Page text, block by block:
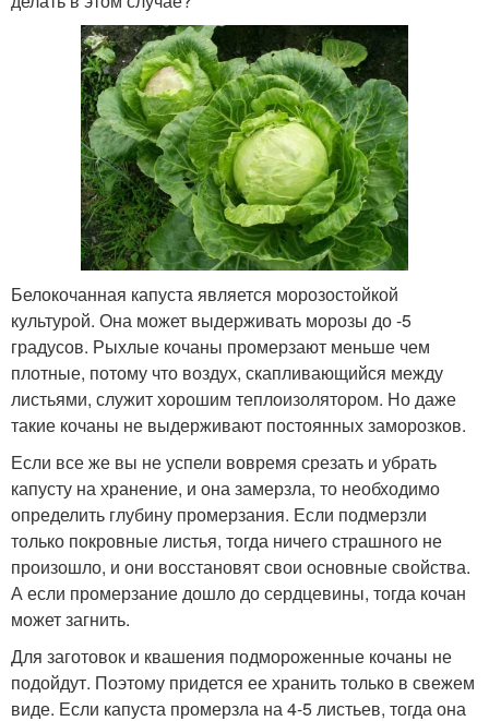
Белокочанная капуста является морозостойкой
культурой. Она может выдерживать морозы до -5
градусов. Рыхлые кочаны промерзают меньше чем
плотные, потому что воздух, скапливающийся между
листьями, служит хорошим теплоизолятором. Но даже
такие кочаны не выдерживают постоянных заморозков.
Если все же вы не успели вовремя срезать и убрать
капусту на хранение, и она замерзла, то необходимо
определить глубину промерзания. Если подмерзли
только покровные листья, тогда ничего страшного не
произошло, и они восстановят свои основные свойства.
А если промерзание дошло до сердцевины, тогда кочан
может загнить.
Для заготовок и квашения подмороженные кочаны не
подойдут. Поэтому придется ее хранить только в свежем
виде. Если капуста промерзла на 4-5 листьев, тогда она